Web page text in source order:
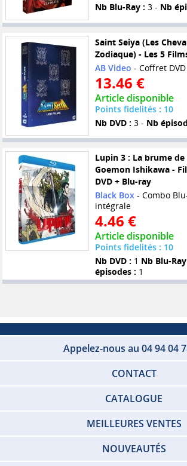
Nb Blu-Ray : 3 - Nb
Saint Seiya (Les
Zodiaque) - Les 5
AB Video - Coffret
13.46 €
Article disponible
Points fidelités : 10
Nb DVD : 3 - Nb
Lupin 3 : La brume de
Goemon Ishikawa -
DVD + Blu-ray
Black Box - Combo
intégrale
4.46 €
Article disponible
Points fidelités : 10
Nb DVD : 1 Nb Blu-
épisodes : 1
Appelez-nous au 04 94 04
CONTACT
CATALOGUE
MEILLEURES VENTES
NOUVEAUTÉS